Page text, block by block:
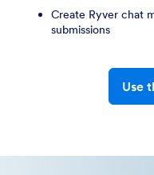
Create Ryver chat
submissions
Use